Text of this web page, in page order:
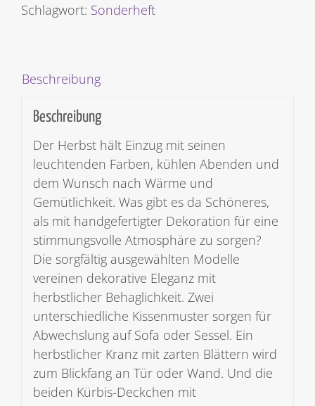
Schlagwort: Sonderheft
Beschreibung
Beschreibung
Der Herbst hält Einzug mit seinen
leuchtenden Farben, kühlen Abenden und
dem Wunsch nach Wärme und
Gemütlichkeit. Was gibt es da Schöneres,
als mit handgefertigter Dekoration für eine
stimmungsvolle Atmosphäre zu sorgen?
Die sorgfältig ausgewählten Modelle
vereinen dekorative Eleganz mit
herbstlicher Behaglichkeit. Zwei
unterschiedliche Kissenmuster sorgen für
Abwechslung auf Sofa oder Sessel. Ein
herbstlicher Kranz mit zarten Blättern wird
zum Blickfang an Tür oder Wand. Und die
beiden Kürbis-Deckchen mit